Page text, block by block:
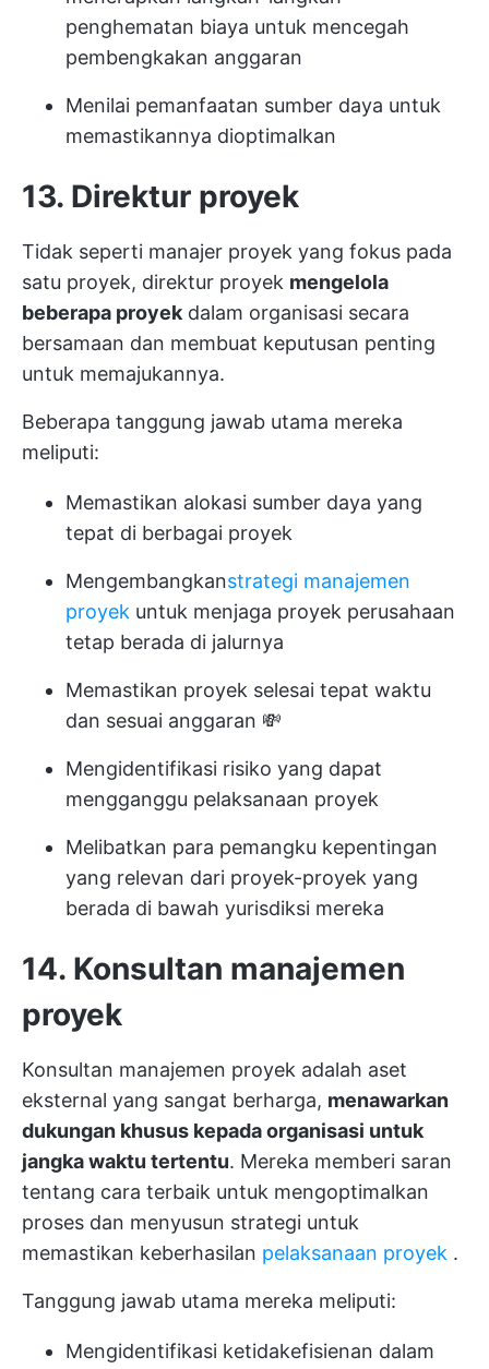
penghematan biaya untuk mencegah
pembengkakan anggaran
Menilai pemanfaatan sumber daya untuk
memastikannya dioptimalkan
13. Direktur proyek
Tidak seperti manajer proyek yang fokus pada
satu proyek, direktur proyek mengelola
beberapa proyek dalam organisasi secara
bersamaan dan membuat keputusan penting
untuk memajukannya.
Beberapa tanggung jawab utama mereka
meliputi:
Memastikan alokasi sumber daya yang
tepat di berbagai proyek
Mengembangkanstrategi manajemen
proyek untuk menjaga proyek perusahaan
tetap berada di jalurnya
Memastikan proyek selesai tepat waktu
dan sesuai anggaran 💸
Mengidentifikasi risiko yang dapat
mengganggu pelaksanaan proyek
Melibatkan para pemangku kepentingan
yang relevan dari proyek-proyek yang
berada di bawah yurisdiksi mereka
14. Konsultan manajemen
proyek
Konsultan manajemen proyek adalah aset
eksternal yang sangat berharga, menawarkan
dukungan khusus kepada organisasi untuk
jangka waktu tertentu. Mereka memberi saran
tentang cara terbaik untuk mengoptimalkan
proses dan menyusun strategi untuk
memastikan keberhasilan pelaksanaan proyek .
Tanggung jawab utama mereka meliputi:
Mengidentifikasi ketidakefisienan dalam